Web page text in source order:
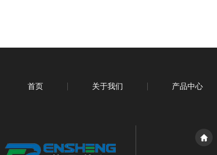
首页 关于我们 产品中心